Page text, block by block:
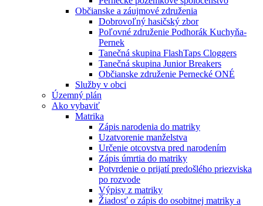
Občianske a záujmové združenia
Dobrovoľný hasičský zbor
Poľovné združenie Podhorák Kuchyňa-
Pernek
Tanečná skupina FlashTaps Cloggers
Tanečná skupina Junior Breakers
Občianske združenie Pernecké ONÉ
Služby v obci
Územný plán
Ako vybaviť
Matrika
Zápis narodenia do matriky
Uzatvorenie manželstva
Určenie otcovstva pred narodením
Zápis úmrtia do matriky
Potvrdenie o prijatí predošlého priezviska
po rozvode
Výpisy z matriky
Žiadosť o zápis do osobitnej matriky a